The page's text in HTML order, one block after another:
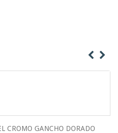
CROMO GANCHO DORADO